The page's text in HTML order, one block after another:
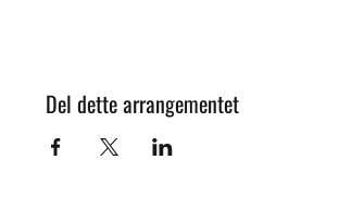
Del dette arrangementet